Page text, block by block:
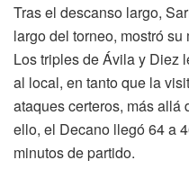
Tras el descanso largo,
largo del torneo, mostró
Los triples de Ávila y Diez
al local, en tanto que la
ataques certeros, más
ello, el Decano llegó 64 a
minutos de partido.